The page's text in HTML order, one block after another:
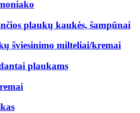
plaukų kaukės, šampūnai
šviesinimo milteliai/kremai
plaukams